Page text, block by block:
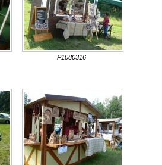
P1080316